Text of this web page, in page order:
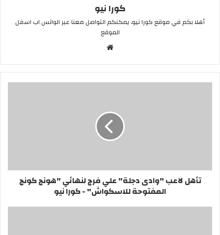
كورا نيو
أهلا بكم في موقع كورا نيو، يمكنكم التواصل معنا عبر الواتس اب اسفل
الموقع
تأهل لاعب "وادى دجلة" علي فرج لنهائي "هونج كونج
المفتوحة للاسكواش" - كورا نيو